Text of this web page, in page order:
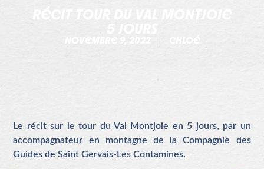
RÉCIT TOUR DU VAL MONTJOIE
NOVEMBRE 9, 2022 CHLOÉ
Le récit sur le tour du Val Montjoie en 5 jours, par un
accompagnateur en montagne de la Compagnie des
Guides de Saint Gervais-Les Contamines.